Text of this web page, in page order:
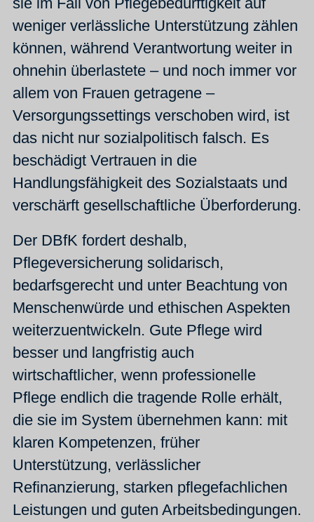
weniger verlässliche Unterstützung zählen
können, während Verantwortung weiter in
ohnehin überlastete – und noch immer vor
allem von Frauen getragene –
Versorgungssettings verschoben wird, ist
das nicht nur sozialpolitisch falsch. Es
beschädigt Vertrauen in die
Handlungsfähigkeit des Sozialstaats und
verschärft gesellschaftliche Überforderung.
Der DBfK fordert deshalb,
Pflegeversicherung solidarisch,
bedarfsgerecht und unter Beachtung von
Menschenwürde und ethischen Aspekten
weiterzuentwickeln. Gute Pflege wird
besser und langfristig auch
wirtschaftlicher, wenn professionelle
Pflege endlich die tragende Rolle erhält,
die sie im System übernehmen kann: mit
klaren Kompetenzen, früher
Unterstützung, verlässlicher
Refinanzierung, starken pflegefachlichen
Leistungen und guten Arbeitsbedingungen.